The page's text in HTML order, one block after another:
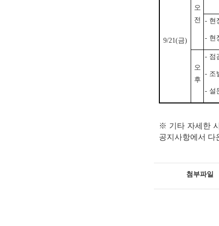
9/21(금)
오
전
- 현
- 현
오
후
- 점
- 조
- 설
※ 기타 자세한
공지사항에서 다
첨부파일